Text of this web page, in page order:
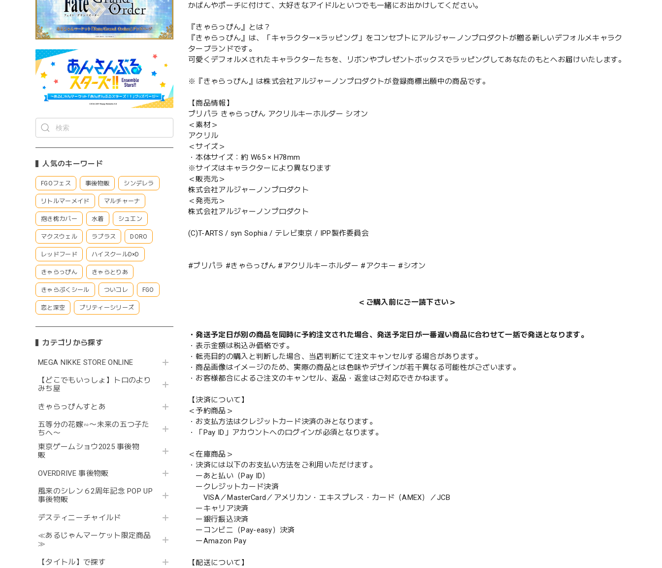
人気のキーワード
FGOフェス 事後物販 シンデレラ
リトルマーメイド マルチャーナ
抱き枕カバー 水着 シュエン
マクスウェル ラプラス DORO
レッドフード ハイスクールD×D
きゃらっぴん きゃらとりあ
きゃらぷくシール ついコレ FGO
恋と深空 プリティーシリーズ
カテゴリから探す
MEGA NIKKE STORE ONLINE
【どこでもいっしょ】トロのより
みち屋
きゃらっぴんすとあ
五等分の花嫁∽〜未来の五つ子た
ちへ〜
東京ゲームショウ2025 事後物
販
OVERDRIVE 事後物販
風来のシレン６2周年記念 POP UP
事後物販
デスティニーチャイルド
≪あるじゃんマーケット限定商品
≫
【タイトル】で探す
かばんやポーチに付けて、大好きなアイドルといつでも一緒にお出かけしてください。
『きゃらっぴん』とは？
『きゃらっぴん』は、「キャラクター×ラッピング」をコンセプトにアルジャーノンプロダクトが贈る新しいデフォルメキャラク
ターブランドです。
可愛くデフォルメされたキャラクターたちを、リボンやプレゼントボックスでラッピングしてあなたのもとへお届けいたします。
※『きゃらっぴん』は株式会社アルジャーノンプロダクトが登録商標出願中の商品です。
【商品情報】
プリパラ きゃらっぴん アクリルキーホルダー シオン
＜素材＞
アクリル
＜サイズ＞
・本体サイズ：約 W65 × H78mm
※サイズはキャラクターにより異なります
＜販売元＞
株式会社アルジャーノンプロダクト
＜発売元＞
株式会社アルジャーノンプロダクト
(C)T-ARTS / syn Sophia / テレビ東京 / IPP製作委員会
#プリパラ #きゃらっぴん #アクリルキーホルダー #アクキー #シオン
＜ご購入前にご一読下さい＞
・発送予定日が別の商品を同時に予約注文された場合、発送予定日が一番遅い商品に合わせて一括で発送となります。
・表示金額は税込み価格です。
・転売目的の購入と判断した場合、当店判断にて注文キャンセルする場合があります。
・商品画像はイメージのため、実際の商品とは色味やデザインが若干異なる可能性がございます。
・お客様都合によるご注文のキャンセル、返品・返金はご対応できかねます。
【決済について】
＜予約商品＞
・お支払方法はクレジットカード決済のみとなります。
・「Pay ID」アカウントへのログインが必須となります。
＜在庫商品＞
・決済には以下のお支払い方法をご利用いただけます。
ーあと払い（Pay ID）
ークレジットカード決済
VISA／MasterCard／アメリカン・エキスプレス・カード（AMEX）／JCB
ーキャリア決済
ー銀行振込決済
ーコンビニ（Pay-easy）決済
ーAmazon Pay
【配送について】